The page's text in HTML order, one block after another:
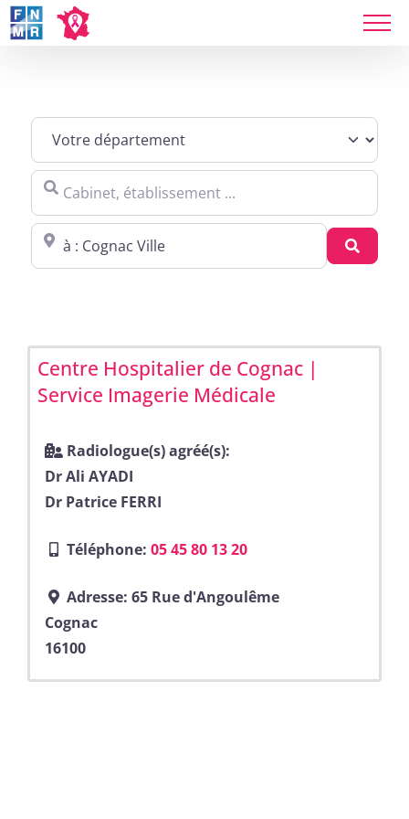
Skip
to
Cabinet, établissement ...
Proche de : ville, cp, lieu ...
Centre Hospitalier de Cognac |
Service Imagerie Médicale
Radiologue(s) agréé(s):
Dr Ali AYADI
Dr Patrice FERRI
Téléphone: 05 45 80 13 20
Adresse: 65 Rue d'Angoulême
Cognac
16100